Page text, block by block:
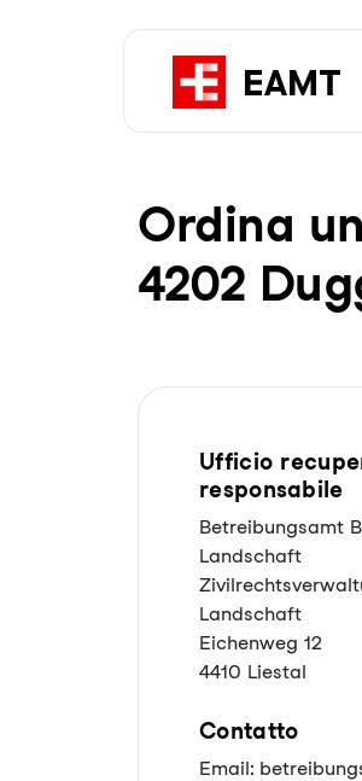
Or­di­na
4202
Ufficio
responsabile
Betreibungsamt
Landschaft
Landschaft
Eichenweg 12
4410 Liestal
Contatto
Email: